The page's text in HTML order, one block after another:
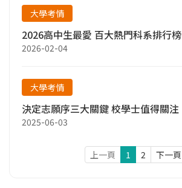
大學考情
2026高中生最愛 百大熱門科系排行榜
2026-02-04
大學考情
決定志願序三大關鍵 校學士值得關注
2025-06-03
上一頁 1 2 下一頁